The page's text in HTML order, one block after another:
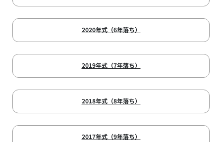
2020年式（6年落ち）
2019年式（7年落ち）
2018年式（8年落ち）
2017年式（9年落ち）